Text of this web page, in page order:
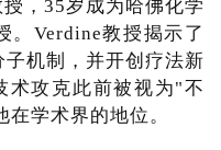
，35岁成为哈佛化学
。Verdine教授揭示了
机制，并开创疗法新
术攻克此前被视为"不
学术界的地位。